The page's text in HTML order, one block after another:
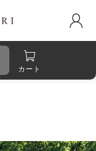
カート